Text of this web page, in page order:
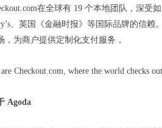
在全球有 19 个本地团队，深受
、英国《金融时报》等国际品牌的信
，为商户提供定制化支付服务，
are Checkout.com, where the world checks
Agoda